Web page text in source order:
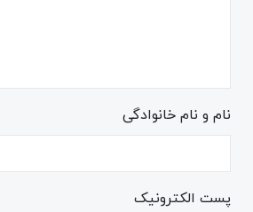
نام و نام خانوادگی
پست الکترونیک